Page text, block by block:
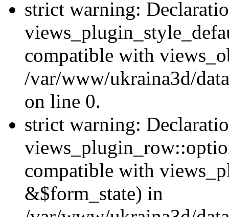
strict warning:
compatible with
/var/www/ukraina3d/
on line 0.
strict warning:
compatible with
&$form_state) in